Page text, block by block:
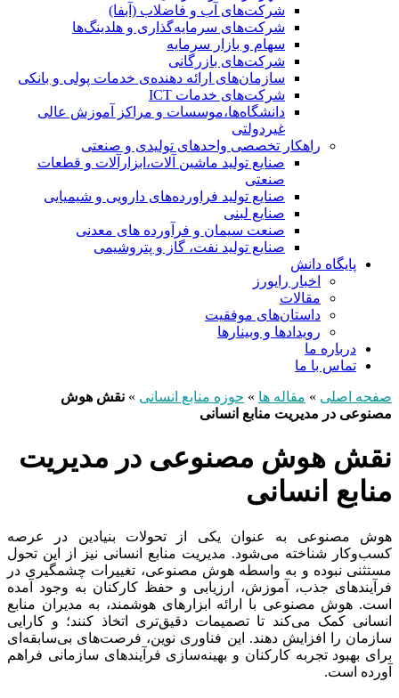
شرکت‌های آب و فاضلاب (آبفا)
شرکت‌های سرمایه‌گذاری و هلدینگ‌ها
سهام و بازار سرمایه
شرکت‌های بازرگانی
سازمان‌های ارائه دهنده‌ی خدمات پولی و بانکی
شرکت‌های خدمات ICT
دانشگاه‌ها،موسسات و مراکز آموزش عالی
غیردولتی
راهکار تخصصی واحدهای تولیدی و صنعتی
صنایع توليد ماشين آلات،ابزارآلات و قطعات
صنعتی
صنایع تولید فراورده‌های دارویی و شیمیایی
صنایع لبنی
صنعت سیمان و فرآورده های معدنی
صنایع تولید نفت، گاز و پتروشيمی
پایگاه دانش
اخبار رایورز
مقالات
داستان‌های موفقیت
رویدادها و وبینارها
درباره ما
تماس با ما
صفحه اصلی » مقاله ها » حوزه منابع انسانی » نقش هوش
مصنوعی در مدیریت منابع انسانی
نقش هوش مصنوعی در مدیریت
منابع انسانی
هوش مصنوعی به عنوان یکی از تحولات بنیادین در عرصه
کسب‌وکار شناخته می‌شود. مدیریت منابع انسانی نیز از این تحول
مستثنی نبوده و به واسطه هوش مصنوعی، تغییرات چشمگیری در
فرآیندهای جذب، آموزش، ارزیابی و حفظ کارکنان به ‌وجود آمده
است. هوش مصنوعی با ارائه ابزارهای هوشمند، به مدیران منابع
انسانی کمک می‌کند تا تصمیمات دقیق‌تری اتخاذ کنند؛ و کارایی
سازمان را افزایش دهند. این فناوری نوین، فرصت‌های بی‌سابقه‌ای
برای بهبود تجربه کارکنان و بهینه‌سازی فرآیندهای سازمانی فراهم
آورده است.